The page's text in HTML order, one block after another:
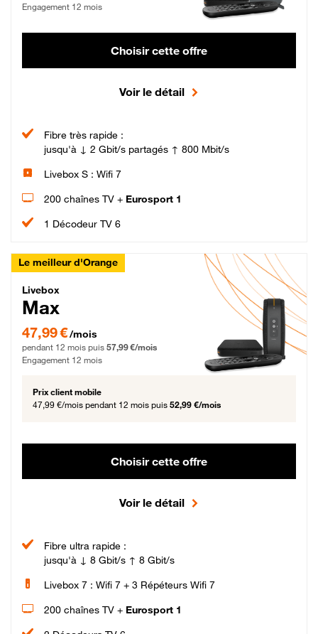
Engagement 12 mois
Choisir cette offre
Voir le détail
Fibre très rapide :
jusqu'à ↓ 2 Gbit/s partagés ↑ 800 Mbit/s
Livebox S : Wifi 7
200 chaînes TV + Eurosport 1
1 Décodeur TV 6
Le meilleur d'Orange
Livebox Max Fibre
Livebox
Max
47,99 € par mois pendant 12 mois puis 57,99 € par mois, Engagement 12 mois
47,99 €/mois
pendant 12 mois puis 57,99 €/mois
Engagement 12 mois
Prix client mobile
47,99 €/mois pendant 12 mois puis 52,99 €/mois
Choisir cette offre
Voir le détail
Fibre ultra rapide :
jusqu'à ↓ 8 Gbit/s ↑ 8 Gbit/s
Livebox 7 : Wifi 7 + 3 Répéteurs Wifi 7
200 chaînes TV + Eurosport 1